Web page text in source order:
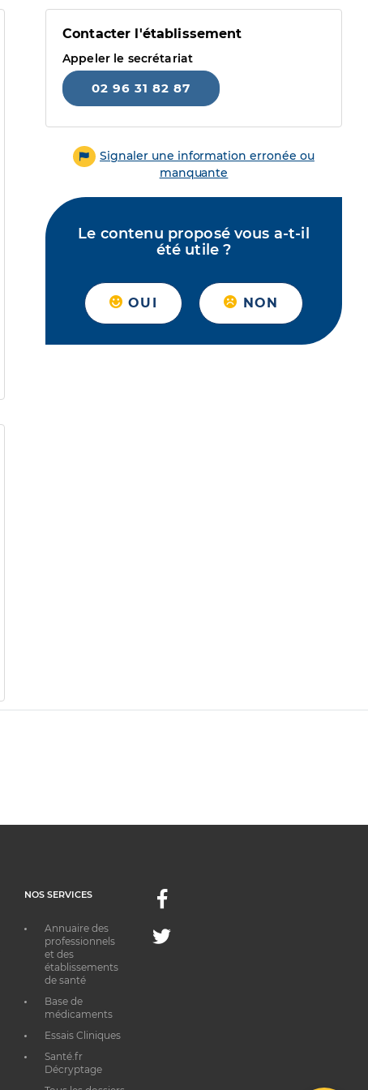
Contacter l'établissement
Appeler le secrétariat
02 96 31 82 87
Signaler une information erronée ou
manquante
Le contenu proposé vous a-t-il
été utile ?
OUI NON
NOS SERVICES
Annuaire des
professionnels
et des
établissements
de santé
Base de
médicaments
Essais Cliniques
Santé.fr
Décryptage
Facebook
Twitter